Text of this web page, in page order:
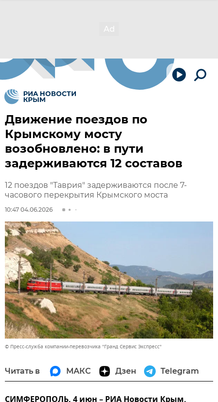
Движение поездов по
Крымскому мосту
возобновлено: в пути
задерживаются 12 составов
12 поездов "Таврия" задерживаются после 7-
часового перекрытия Крымского моста
10:47 04.06.2026
© Пресс-служба компании-перевозчика "Гранд Сервис Экспресс"
Читать в МАКС Дзен Telegram